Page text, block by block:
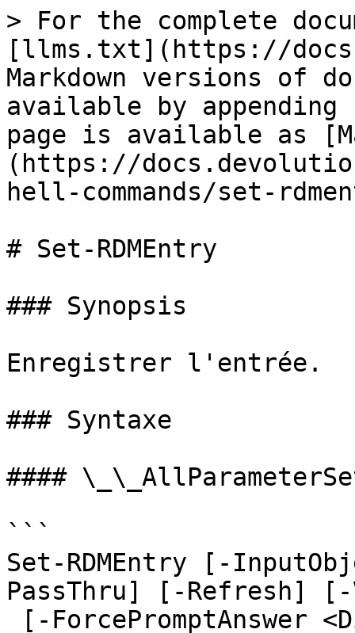
> For the complete
[llms.txt](https://
Markdown versions of
available by
page is available as
(https://
hell-commands/set-
# Set-RDMEntry
### Synopsis
Enregistrer l'entrée.
### Syntaxe
####
```
Set-RDMEntry [-
PassThru] [-Refresh] [-